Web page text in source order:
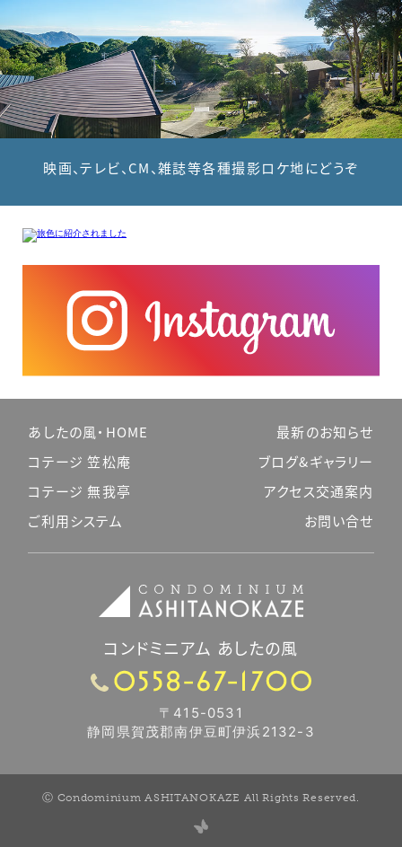
映画、テレビ、 CM、雑誌等各種撮影ロケ地にどうぞ
コンドミニアム あしたの風
〒415-0531
静岡県賀茂郡南伊豆町伊浜2132-3
あしたの風・HOME
コテージ 笠松庵
コテージ 無我亭
ご利用システム
最新のお知らせ
ブログ&ギャラリー
アクセス交通案内
お問い合せ
Ⓒ Condominium ASHITANOKAZE All Rights Reserved.